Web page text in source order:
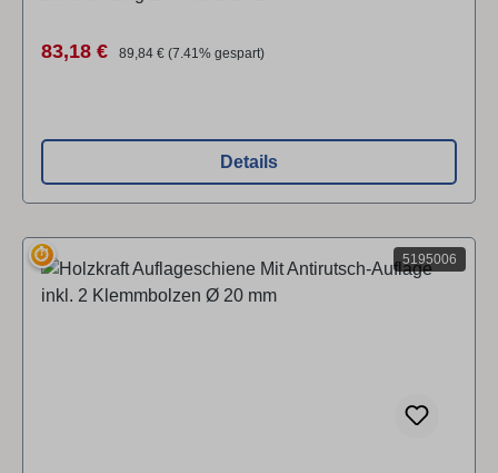
Verkaufspreis:
83,18 € Regulärer Preis:
89,84 € (7.41% gespart)
Details
5195006
⏱